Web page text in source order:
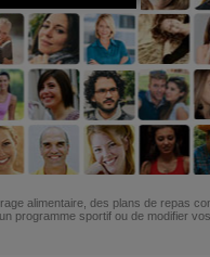
alimentaire, des plans de repas
programme sportif ou de modifier